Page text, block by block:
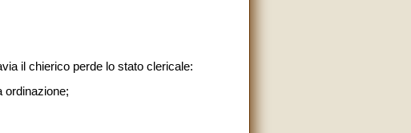
il chierico perde lo stato clericale:
ordinazione;